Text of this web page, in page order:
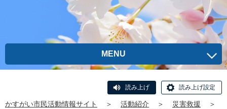
MENU
読み上げ 読み上げ設定
かすがい市民活動情報サイト ＞ 活動紹介 ＞ 災害救援
＞